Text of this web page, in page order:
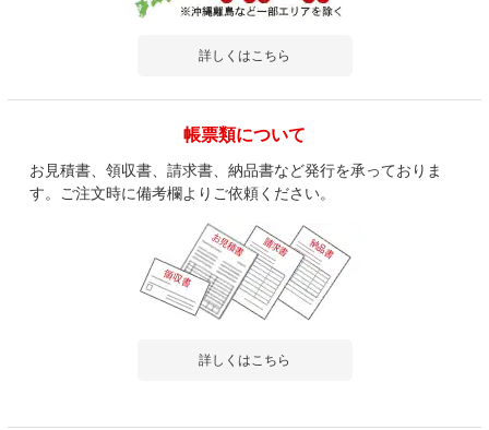
詳しくはこちら
帳票類について
お見積書、領収書、請求書、納品書など発行を承っておりま
す。ご注文時に備考欄よりご依頼ください。
詳しくはこちら